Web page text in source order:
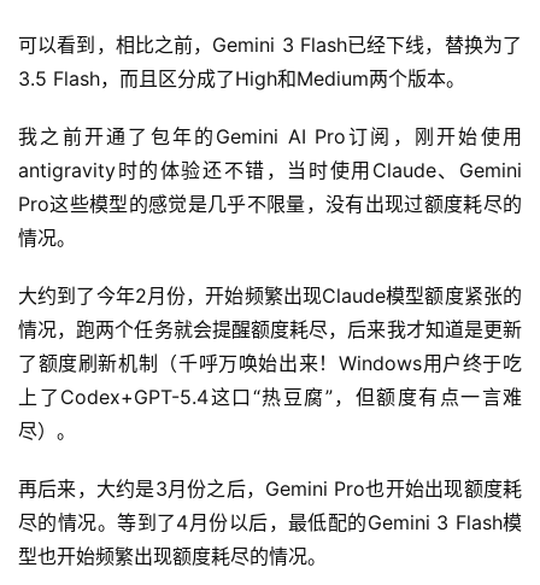
可以看到，相比之前，Gemini 3 Flash已经下线，替换为了
3.5 Flash，而且区分成了High和Medium两个版本。
我之前开通了包年的Gemini AI Pro订阅，刚开始使用
antigravity时的体验还不错，当时使用Claude、Gemini
Pro这些模型的感觉是几乎不限量，没有出现过额度耗尽的
情况。
大约到了今年2月份，开始频繁出现Claude模型额度紧张的
情况，跑两个任务就会提醒额度耗尽，后来我才知道是更新
了额度刷新机制（千呼万唤始出来！Windows用户终于吃
上了Codex+GPT-5.4这口“热豆腐”，但额度有点一言难
尽）。
再后来，大约是3月份之后，Gemini Pro也开始出现额度耗
尽的情况。等到了4月份以后，最低配的Gemini 3 Flash模
型也开始频繁出现额度耗尽的情况。